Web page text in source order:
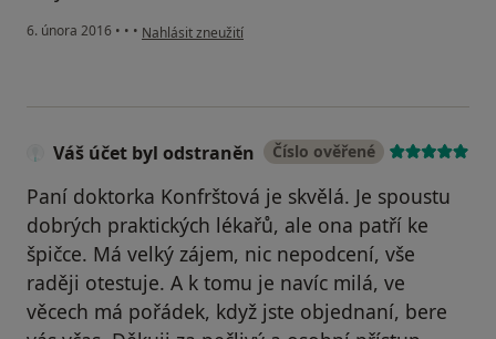
6. února 2016 • • • podle názoru uživatele Váš účet byl odstraněn
Nahlásit zneužití
Váš účet byl odstraněn Číslo ověřené
Paní doktorka Konfrštová je skvělá. Je spoustu
dobrých praktických lékařů, ale ona patří ke
špičce. Má velký zájem, nic nepodcení, vše
raději otestuje. A k tomu je navíc milá, ve
věcech má pořádek, když jste objednaní, bere